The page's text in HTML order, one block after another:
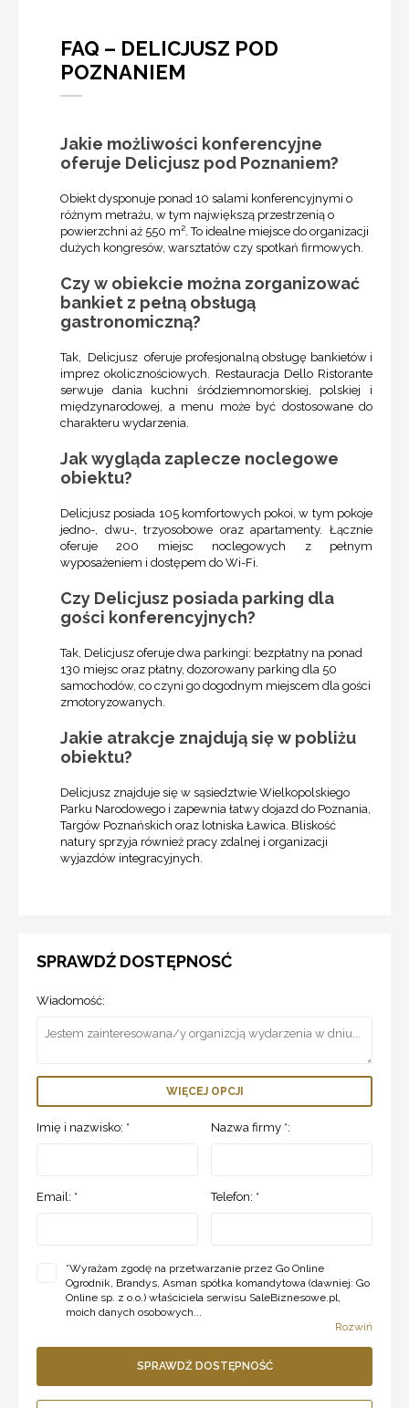
FAQ – DELICJUSZ POD
POZNANIEM
Jakie możliwości konferencyjne
oferuje Delicjusz pod Poznaniem?
Obiekt dysponuje ponad 10 salami konferencyjnymi o
różnym metrażu, w tym największą przestrzenią o
powierzchni aż 550 m². To idealne miejsce do organizacji
dużych kongresów, warsztatów czy spotkań firmowych.
Czy w obiekcie można zorganizować
bankiet z pełną obsługą
gastronomiczną?
Tak, Delicjusz oferuje profesjonalną obsługę bankietów i
imprez okolicznościowych. Restauracja Dello Ristorante
serwuje dania kuchni śródziemnomorskiej, polskiej i
międzynarodowej, a menu może być dostosowane do
charakteru wydarzenia.
Jak wygląda zaplecze noclegowe
obiektu?
Delicjusz posiada 105 komfortowych pokoi, w tym pokoje
jedno-, dwu-, trzyosobowe oraz apartamenty. Łącznie
oferuje 200 miejsc noclegowych z pełnym
wyposażeniem i dostępem do Wi-Fi.
Czy Delicjusz posiada parking dla
gości konferencyjnych?
Tak, Delicjusz oferuje dwa parkingi: bezpłatny na ponad
130 miejsc oraz płatny, dozorowany parking dla 50
samochodów, co czyni go dogodnym miejscem dla gości
zmotoryzowanych.
Jakie atrakcje znajdują się w pobliżu
obiektu?
Delicjusz znajduje się w sąsiedztwie Wielkopolskiego
Parku Narodowego i zapewnia łatwy dojazd do Poznania,
Targów Poznańskich oraz lotniska Ławica. Bliskość
natury sprzyja również pracy zdalnej i organizacji
wyjazdów integracyjnych.
SPRAWDŹ DOSTĘPNOSĆ
Wiadomość:
WIĘCEJ OPCJI
Imię i nazwisko: * Nazwa firmy *:
Email: * Telefon: *
*Wyrażam zgodę na przetwarzanie przez Go Online
Ogrodnik, Brandys, Asman spółka komandytowa (dawniej: Go
Online sp. z o.o.) właściciela serwisu SaleBiznesowe.pl,
moich danych osobowych...
Rozwiń
SPRAWDŹ DOSTĘPNOŚĆ